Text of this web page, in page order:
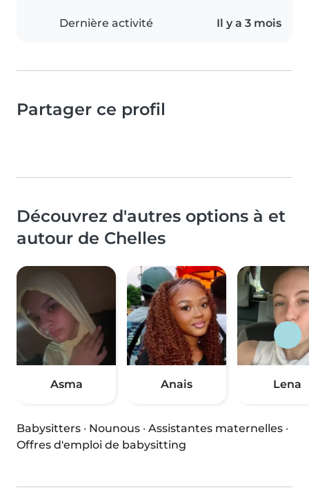
Dernière activité Il y a 3 mois
Partager ce profil
Découvrez d'autres options à et
autour de Chelles
Asma Anais Lena
Babysitters · Nounous · Assistantes maternelles ·
Offres d'emploi de babysitting